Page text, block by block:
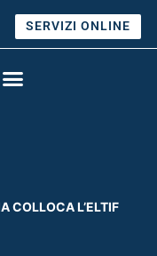
SERVIZI ONLINE
COLLOCA L’ELTIF